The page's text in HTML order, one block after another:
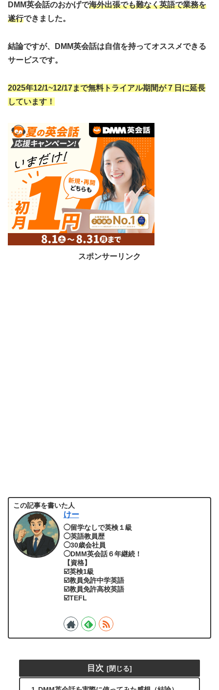
DMM英会話のおかげで海外出張でも難なく英語で業務を
遂行できました。
結論ですが、DMM英会話は自信を持ってオススメできる
サービスです。
2025年12/1~12/17まで無料トライアル期間が７日に延長
しています！
スポンサーリンク
この記事を書いた人
けー
◯留学なしで英検１級
◯英語教員歴
◯30歳会社員
◯DMM英会話６年継続！
【資格】
☑️英検1級
☑️教員免許中学英語
☑️教員免許高校英語
☑️TEFL
目次